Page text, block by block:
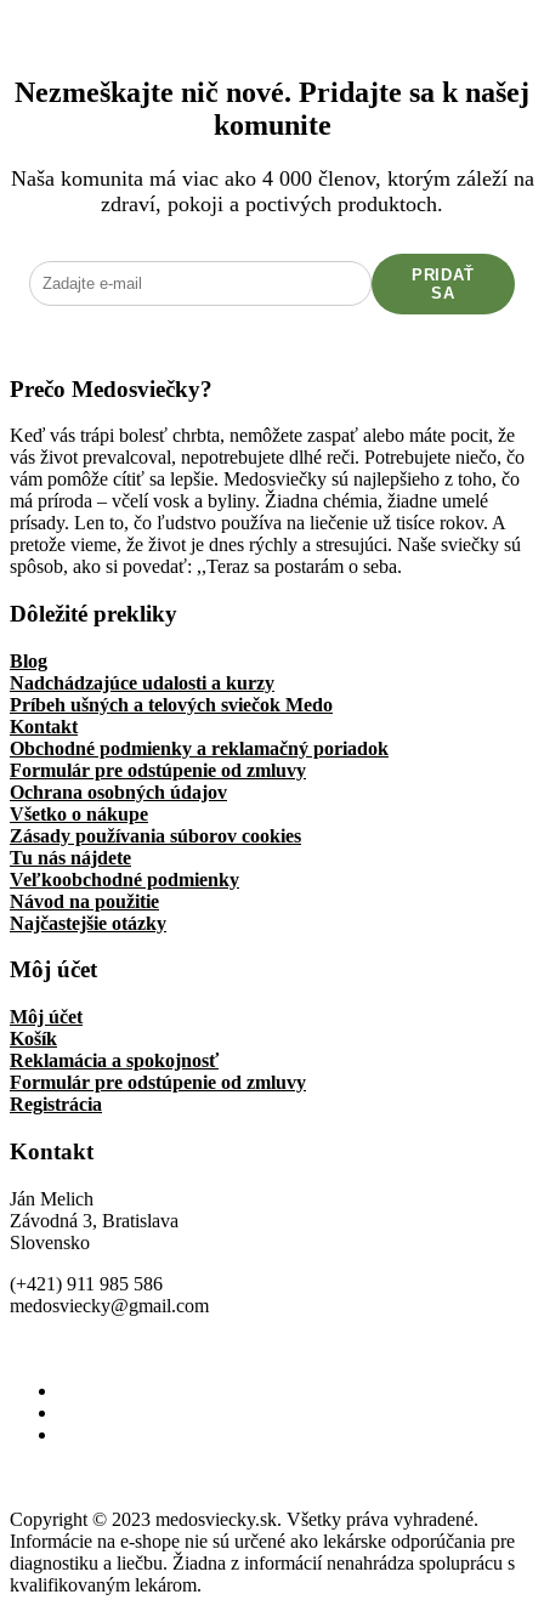
Nezmeškajte nič nové. Pridajte sa k našej
komunite
Naša komunita má viac ako 4 000 členov, ktorým záleží na
zdraví, pokoji a poctivých produktoch.
PRIDAŤ
SA
Prečo Medosviečky?
Keď vás trápi bolesť chrbta, nemôžete zaspať alebo máte pocit, že
vás život prevalcoval, nepotrebujete dlhé reči. Potrebujete niečo, čo
vám pomôže cítiť sa lepšie. Medosviečky sú najlepšieho z toho, čo
má príroda – včelí vosk a byliny. Žiadna chémia, žiadne umelé
prísady. Len to, čo ľudstvo používa na liečenie už tisíce rokov. A
pretože vieme, že život je dnes rýchly a stresujúci. Naše sviečky sú
spôsob, ako si povedať: ,,Teraz sa postarám o seba.
Dôležité prekliky
Blog
Nadchádzajúce udalosti a kurzy
Príbeh ušných a telových sviečok Medo
Kontakt
Obchodné podmienky a reklamačný poriadok
Formulár pre odstúpenie od zmluvy
Ochrana osobných údajov
Všetko o nákupe
Zásady používania súborov cookies
Tu nás nájdete
Veľkoobchodné podmienky
Návod na použitie
Najčastejšie otázky
Môj účet
Môj účet
Košík
Reklamácia a spokojnosť
Formulár pre odstúpenie od zmluvy
Registrácia
Kontakt
Ján Melich
Závodná 3, Bratislava
Slovensko
(+421) 911 985 586
medosviecky@gmail.com
Copyright © 2023 medosviecky.sk. Všetky práva vyhradené.
Informácie na e-shope nie sú určené ako lekárske odporúčania pre
diagnostiku a liečbu. Žiadna z informácií nenahrádza spoluprácu s
kvalifikovaným lekárom.